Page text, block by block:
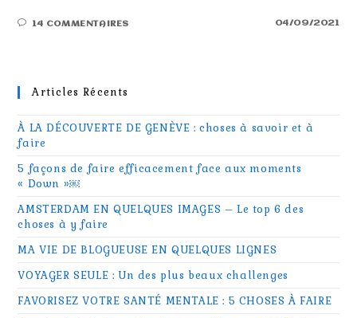
14 COMMENTAIRES 04/09/2021
Articles Récents
À LA DÉCOUVERTE DE GENÈVE : choses à savoir et à
faire
5 façons de faire efficacement face aux moments
« Down »￼
AMSTERDAM EN QUELQUES IMAGES – Le top 6 des
choses à y faire
MA VIE DE BLOGUEUSE EN QUELQUES LIGNES
VOYAGER SEULE : Un des plus beaux challenges
FAVORISEZ VOTRE SANTÉ MENTALE : 5 CHOSES À FAIRE